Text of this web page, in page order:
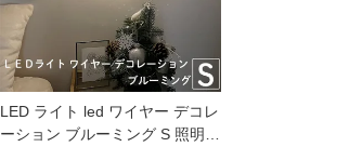
LED ライト led ワイヤー デコレ
ーション ブルーミング S 照明